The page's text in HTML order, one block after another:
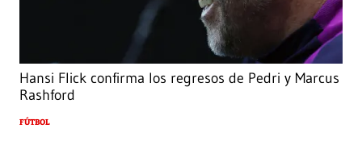
Hansi Flick confirma los regresos de Pedri y Marcus
Rashford
FÚTBOL